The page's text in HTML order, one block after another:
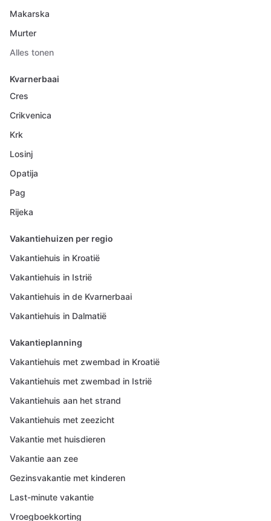
Makarska
Murter
Alles tonen
Kvarnerbaai
Cres
Crikvenica
Krk
Losinj
Opatija
Pag
Rijeka
Vakantiehuizen per regio
Vakantiehuis in Kroatië
Vakantiehuis in Istrië
Vakantiehuis in de Kvarnerbaai
Vakantiehuis in Dalmatië
Vakantieplanning
Vakantiehuis met zwembad in Kroatië
Vakantiehuis met zwembad in Istrië
Vakantiehuis aan het strand
Vakantiehuis met zeezicht
Vakantie met huisdieren
Vakantie aan zee
Gezinsvakantie met kinderen
Last-minute vakantie
Vroegboekkorting